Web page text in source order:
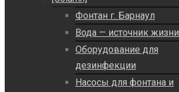
Фонтан г. Барнаул
Вода — источник жизни
Оборудование для
дезинфекции
Насосы для фонтана и